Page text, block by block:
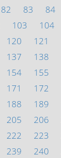
82 83 84
103 104
120 121
137 138
154 155
171 172
188 189
205 206
222 223
239 240